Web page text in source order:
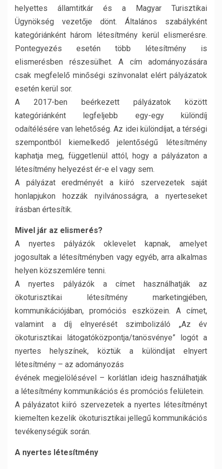
helyettes államtitkár és a Magyar Turisztikai
Ügynökség vezetője dönt. Általános szabályként
kategóriánként három létesítmény kerül elismerésre.
Pontegyezés esetén több létesítmény is
elismerésben részesülhet. A cím adományozására
csak megfelelő minőségi színvonalat elért pályázatok
esetén kerül sor.
A 2017-ben beérkezett pályázatok között
kategóriánként legfeljebb egy-egy különdíj
odaítélésére van lehetőség. Az idei különdíjat, a térségi
szempontból kiemelkedő jelentőségű létesítmény
kaphatja meg, függetlenül attól, hogy a pályázaton a
létesítmény helyezést ér-e el vagy sem.
A pályázat eredményét a kiíró szervezetek saját
honlapjukon hozzák nyilvánosságra, a nyerteseket
írásban értesítik.
Mivel jár az elismerés?
A nyertes pályázók oklevelet kapnak, amelyet
jogosultak a létesítményben vagy egyéb, arra alkalmas
helyen közszemlére tenni.
A nyertes pályázók a címet használhatják az
ökoturisztikai létesítmény marketingjében,
kommunikációjában, promóciós eszközein. A címet,
valamint a díj elnyerését szimbolizáló „Az év
ökoturisztikai látogatóközpontja/tanösvénye” logót a
nyertes helyszínek, köztük a különdíjat elnyert
létesítmény – az adományozás
évének megjelölésével – korlátlan ideig használhatják
a létesítmény kommunikációs és promóciós felületein.
A pályázatot kiíró szervezetek a nyertes létesítményt
kiemelten kezelik ökoturisztikai jellegű kommunikációs
tevékenységük során.
A nyertes létesítmény